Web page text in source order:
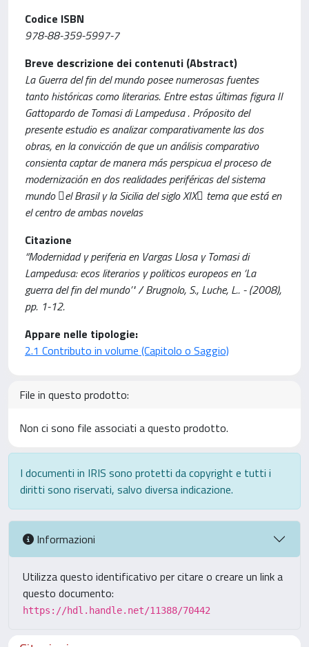
Codice ISBN
978-88-359-5997-7
Breve descrizione dei contenuti (Abstract)
La Guerra del fin del mundo posee numerosas fuentes
tanto históricas como literarias. Entre estas últimas figura Il
Gattopardo de Tomasi di Lampedusa . Próposito del
presente estudio es analizar comparativamente las dos
obras, en la convicción de que un análisis comparativo
consienta captar de manera más perspicua el proceso de
modernización en dos realidades periféricas del sistema
mundo el Brasil y la Sicilia del siglo XIX tema que está en
el centro de ambas novelas
Citazione
“Modernidad y periferia en Vargas Llosa y Tomasi di
Lampedusa: ecos literarios y politicos europeos en ‘La
guerra del fin del mundo’" / Brugnolo, S., Luche, L.. - (2008),
pp. 1-12.
Appare nelle tipologie:
2.1 Contributo in volume (Capitolo o Saggio)
File in questo prodotto:
Non ci sono file associati a questo prodotto.
I documenti in IRIS sono protetti da copyright e tutti i
diritti sono riservati, salvo diversa indicazione.
Informazioni
Utilizza questo identificativo per citare o creare un link a
questo documento:
https://hdl.handle.net/11388/70442